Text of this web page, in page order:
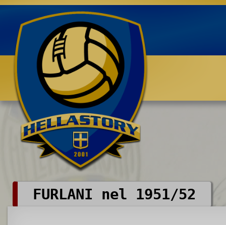
Benvenuti su HELLASTORY.net
FURLANI nel 1951/52